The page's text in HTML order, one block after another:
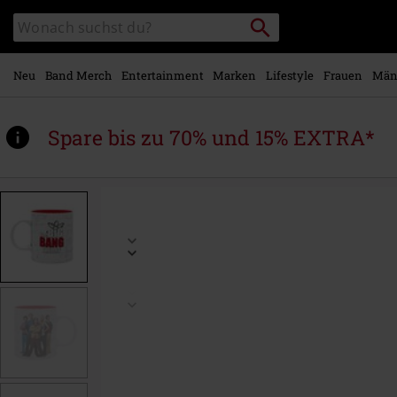
Hauptinhalt
springen
Katalog
durchsuchen
Packstation
suchen
Neu Band Merch Entertainment Marken Lifestyle Frauen
Spare bis zu 70% und 15% EXTRA*
www.emp.at/p/casting/590080St.html